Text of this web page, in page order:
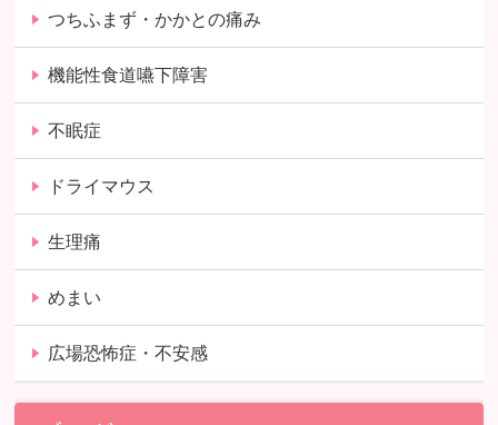
つちふまず・かかとの痛み
機能性食道嚥下障害
不眠症
ドライマウス
生理痛
めまい
広場恐怖症・不安感